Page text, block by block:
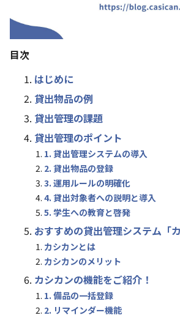
目次
はじめに
貸出物品の例
貸出管理の課題
貸出管理のポイント
1. 貸出管理システムの導入
2. 貸出物品の登録
3. 運用ルールの明確化
4. 貸出対象者への説明と導入
5. 学生への教育と啓発
おすすめの貸出管理システム「カ
カシカンとは
カシカンのメリット
カシカンの機能をご紹介！
1. 備品の一括登録
2. リマインダー機能